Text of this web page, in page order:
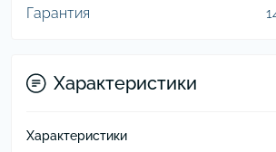
Гарантия
Характеристики
Характеристики